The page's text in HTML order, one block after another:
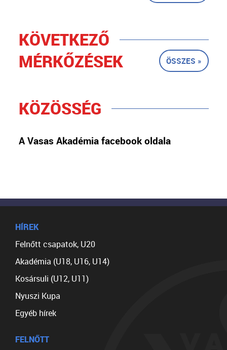
KÖVETKEZŐ
MÉRKŐZÉSEK
ÖSSZES »
KÖZÖSSÉG
A Vasas Akadémia facebook oldala
HÍREK
Felnőtt csapatok, U20
Akadémia (U18, U16, U14)
Kosársuli (U12, U11)
Nyuszi Kupa
Egyéb hírek
FELNŐTT